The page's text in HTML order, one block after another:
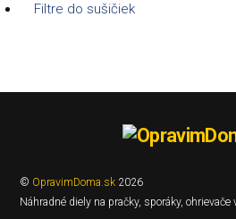
Filtre do sušičiek
© OpravimDoma.sk 2026
Náhradné diely na pračky, sporáky, ohrievače